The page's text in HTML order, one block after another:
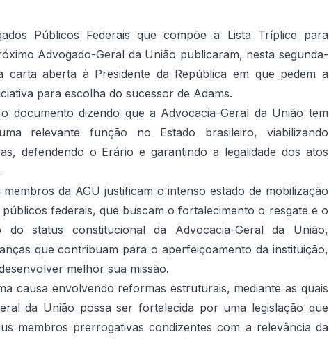
Públicos Federais que compõe a Lista Tríplice para
Advogado-Geral da União publicaram, nesta segunda-
carta aberta à Presidente da República em que pedem a
para escolha do sucessor de Adams.
documento dizendo que a Advocacia-Geral da União tem
relevante função no Estado brasileiro, viabilizando
defendendo o Erário e garantindo a legalidade dos atos
membros da AGU justificam o intenso estado de mobilização
públicos federais, que buscam o fortalecimento o resgate e o
do status constitucional da Advocacia-Geral da União,
que contribuam para o aperfeiçoamento da instituição,
melhor sua missão.
causa envolvendo reformas estruturais, mediante as quais
da União possa ser fortalecida por uma legislação que
membros prerrogativas condizentes com a relevância da